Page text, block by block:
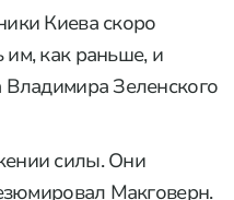
Киева скоро
им, как раньше, и
Владимира Зеленского
силы. Они
Макговерн.